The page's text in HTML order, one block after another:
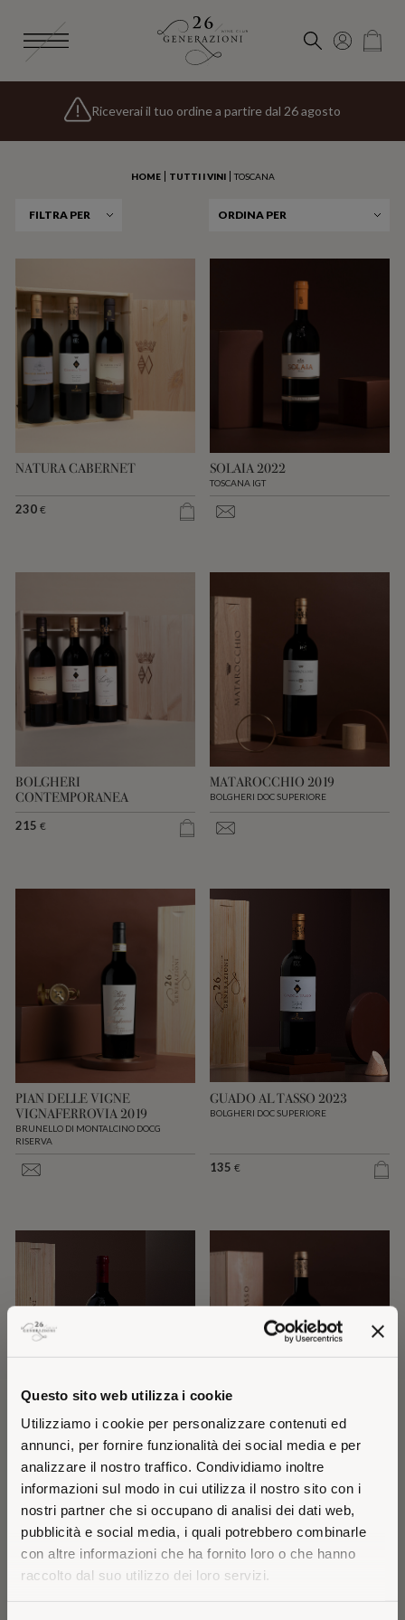
Questo sito web utilizza i cookie
Utilizziamo i cookie per personalizzare contenuti ed
annunci, per fornire funzionalità dei social media e per
analizzare il nostro traffico. Condividiamo inoltre
informazioni sul modo in cui utilizza il nostro sito con i
nostri partner che si occupano di analisi dei dati web,
pubblicità e social media, i quali potrebbero combinarle
con altre informazioni che ha fornito loro o che hanno
raccolto dal suo utilizzo dei loro servizi.
Iscriviti alla
speciale omaggio di benvenuto
Spedizione gratuita per gli ordini superiori a 135€
Riceverai il tuo ordine a partire dal 26 agosto
HOME TUTTI I VINI TOSCANA
FILTRA PER ORDINA PER
NATURA CABERNET
230 €
SOLAIA 2022
TOSCANA IGT
BOLGHERI
CONTEMPORANEA
215 €
MATAROCCHIO 2019
BOLGHERI DOC SUPERIORE
PIAN DELLE VIGNE
VIGNAFERROVIA 2019
BRUNELLO DI MONTALCINO DOCG
RISERVA
GUADO AL TASSO 2023
BOLGHERI DOC SUPERIORE
135€
TIGNANELLO 2023
130€
GUADO AL TASSO 2023
BOLGHERI DOC SUPERIORE
310€